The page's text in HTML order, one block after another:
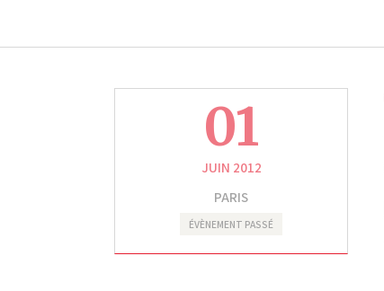
01
JUIN 2012
PARIS
ÉVÈNEMENT PASSÉ